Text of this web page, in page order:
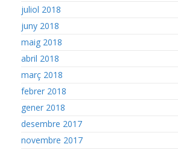
juliol 2018
juny 2018
maig 2018
abril 2018
març 2018
febrer 2018
gener 2018
desembre 2017
novembre 2017